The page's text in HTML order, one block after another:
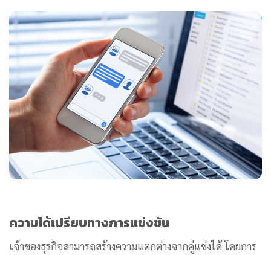
ความได้เปรียบทางการแข่งขัน
เจ้าของธุรกิจสามารถสร้างความแตกต่างจากคู่แข่งได้ โดยการ